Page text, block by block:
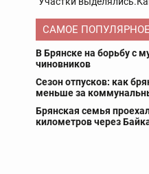
САМОЕ ПОПУЛЯРНОЕ
В Брянске на борьбу с
чиновников
Сезон отпусков: как
меньше за
Брянская семья
километров через